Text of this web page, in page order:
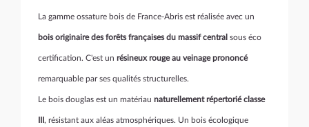
La gamme ossature bois de France-Abris est réalisée avec un
bois originaire des forêts françaises du massif central sous éco
certification. C'est un résineux rouge au veinage prononcé
remarquable par ses qualités structurelles.
Le bois douglas est un matériau naturellement répertorié classe
, résistant aux aléas atmosphériques. Un bois écologique